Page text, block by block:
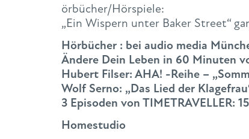
örbücher/Hörspiele:
„Ein Wispern unter Baker Street“
Hörbücher : bei audio media
Ändere Dein Leben in 60 Minuten
Hubert Filser: AHA! -Reihe –
Wolf Serno: „Das Lied der
3 Episoden von TIMETRAVELLER:
Homestudio